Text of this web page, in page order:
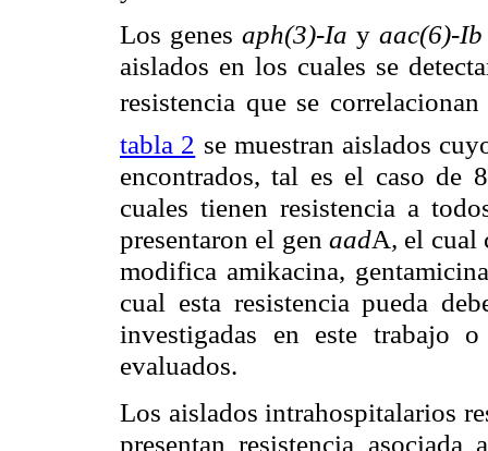
Los genes aph(3)-Ia y aac(6)-Ib
aislados en los cuales se
resistencia que se
tabla 2 se muestran aislados
encontrados, tal es el caso
cuales tienen resistencia a
presentaron el genaadA, el cual
modifica amikacina,
cual esta resistencia pueda
investigadas en este trabajo
evaluados.
Los aislados intrahospitalarios
presentan resistencia